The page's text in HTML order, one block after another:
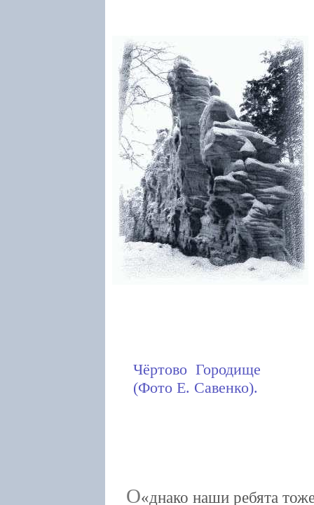
Чёртово Городище
(Фото Е. Савенко).
О днако наши ребята